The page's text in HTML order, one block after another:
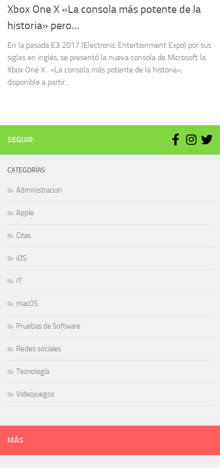
Xbox One X «La consola más potente de la
historia» pero…
En la pasada E3 2017 (Electronic Entertainment Expo) por sus
siglas en inglés, se presentó la nueva consola de Microsoft la
Xbox One X. «La consola más potente de la historia»,
disponible a partir...
SEGUIR:
CATEGORÍAS
Administracion
Apple
Citas
iOS
IT
macOS
Pruebas de Software
Redes sociales
Tecnología
Videojuegos
MÁS